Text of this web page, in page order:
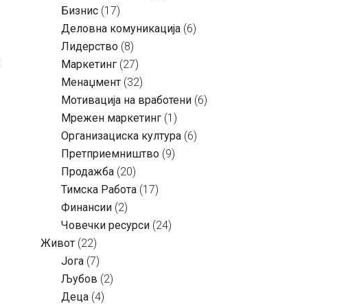
Бизнис (17)
Деловна комуникација (6)
Лидерство (8)
Маркетинг (27)
Менаџмент (32)
Мотивација на вработени (6)
Мрежен маркетинг (1)
Организациска култура (6)
Претприемништво (9)
Продажба (20)
Тимска Работа (17)
Финансии (2)
Човечки ресурси (24)
Живот (22)
Јога (7)
Љубов (2)
Деца (4)